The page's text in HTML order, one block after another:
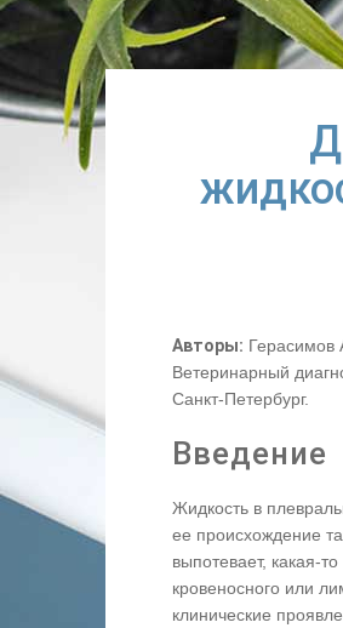
Авторы: Герасимов
Ветеринарный
Санкт-Петербург.
Введение
Жидкость в
ее происхождение
выпотевает, какая-
кровеносного или
клинические